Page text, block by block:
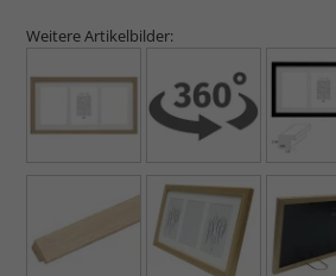
Weitere Artikelbilder: